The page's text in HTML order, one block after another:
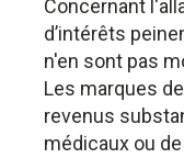
Concernant
d’intérêts
n'en sont pas
Les marques
revenus
médicaux ou